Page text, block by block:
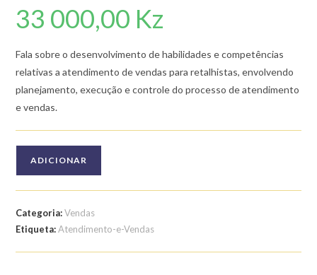
33 000,00 Kz
Fala sobre o desenvolvimento de habilidades e competências
relativas a atendimento de vendas para retalhistas, envolvendo
planejamento, execução e controle do processo de atendimento
e vendas.
Curso
Atendimento
ADICIONAR
Categoria:Vendas
Etiqueta:Atendimento-e-Vendas